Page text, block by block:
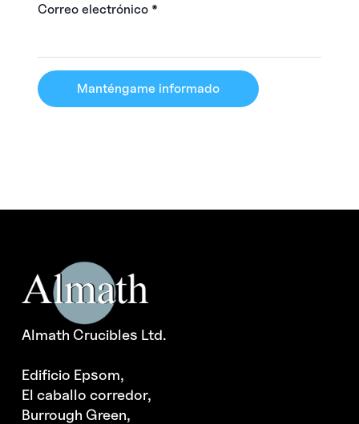
Correo electrónico *
Manténgame informado
Almath Crucibles Ltd.
Edificio Epsom,
El caballo corredor,
Burrough Green,